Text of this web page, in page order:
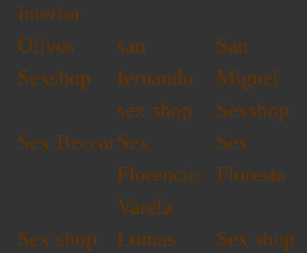
interior
Olivos
Sexshop
san
fernando
sex shop
San
Miguel
Sexshop
Sex BeccarSex
Florencio
Varela
Sex
Floresta
Sex shop
Lomas
Sex shop